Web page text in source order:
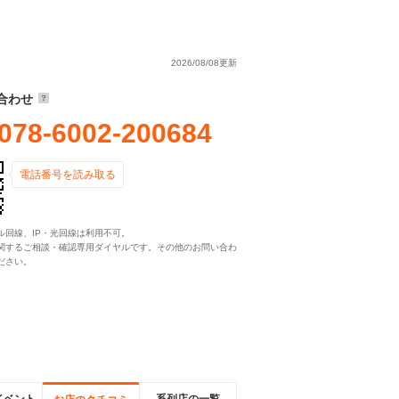
2026/08/08更新
わせ
6002-200684
電話番号を読み取る
線、IP・光回線は利用不可。
るご相談・確認専用ダイヤルです。その他のお問い合わ
さい。